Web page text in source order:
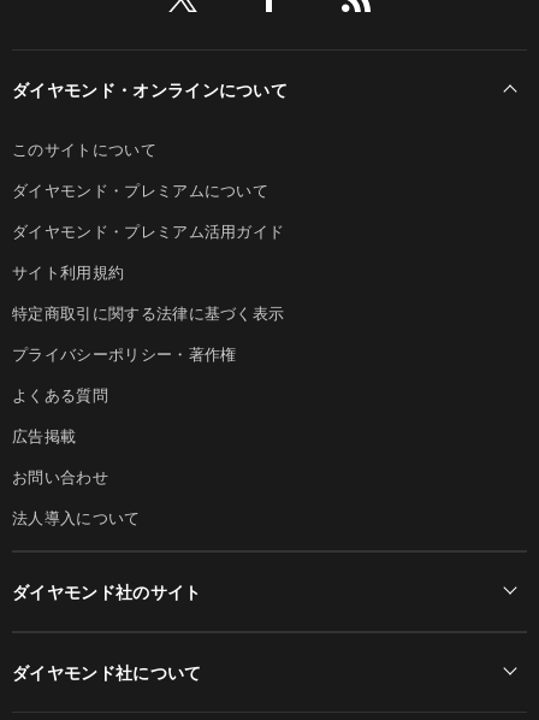
ダイヤモンド・オンラインについて
このサイトについて
ダイヤモンド・プレミアムについて
ダイヤモンド・プレミアム活用ガイド
サイト利用規約
特定商取引に関する法律に基づく表示
プライバシーポリシー・著作権
よくある質問
広告掲載
お問い合わせ
法人導入について
ダイヤモンド社のサイト
ダイヤモンド社について